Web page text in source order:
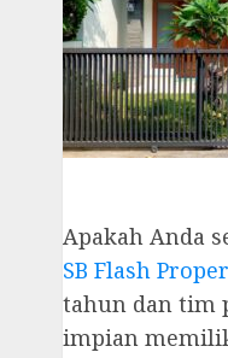
Apakah Anda
SB Flash
tahun dan tim
impian